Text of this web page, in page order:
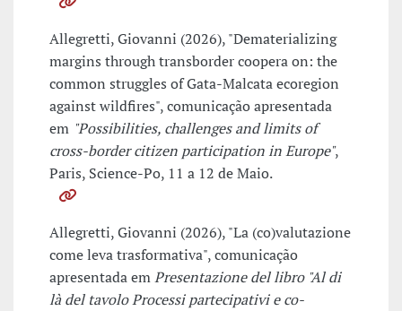
Allegretti, Giovanni (2026), "Dematerializing
margins through transborder coopera on: the
common struggles of Gata-Malcata ecoregion
against wildfires", comunicação apresentada
em "Possibilities, challenges and limits of
cross-border citizen participation in Europe",
Paris, Science-Po, 11 a 12 de Maio.
Allegretti, Giovanni (2026), "La (co)valutazione
come leva trasformativa", comunicação
apresentada emPresentazione del libro "Al di
là del tavolo Processi partecipativi e co-